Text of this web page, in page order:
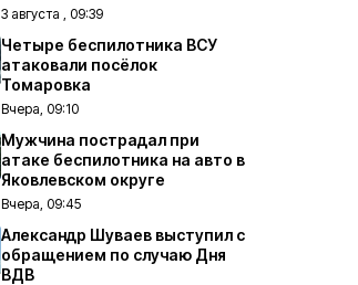
3 августа , 09:39
Четыре беспилотника ВСУ
атаковали посёлок
Томаровка
Вчера, 09:10
Мужчина пострадал при
атаке беспилотника на авто в
Яковлевском округе
Вчера, 09:45
Александр Шуваев выступил с
обращением по случаю Дня
ВДВ